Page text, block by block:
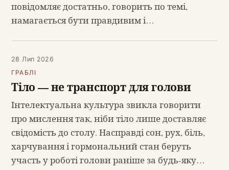
повідомляє достатньо, говорить по темі,
намагається бути правдивим і…
28 Лип 2026
ГРАБЛІ
Тіло — не транспорт для голови
Інтелектуальна культура звикла говорити
про мислення так, ніби тіло лише доставляє
свідомість до столу. Насправді сон, рух, біль,
харчування і гормональний стан беруть
участь у роботі голови раніше за будь-яку…